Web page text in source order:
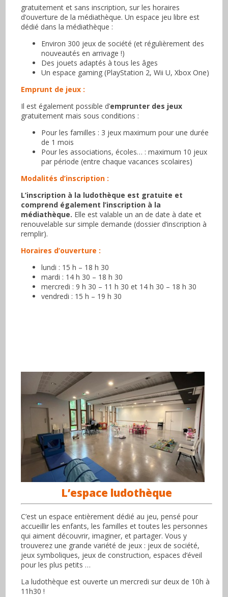
gratuitement et sans inscription, sur les horaires
d’ouverture de la médiathèque. Un espace jeu libre est
dédié dans la médiathèque :
Environ 300 jeux de société (et régulièrement des
nouveautés en arrivage !)
Des jouets adaptés à tous les âges
Un espace gaming (PlayStation 2, Wii U, Xbox One)
Emprunt de jeux :
Il est également possible d’emprunter des jeux
gratuitement mais sous conditions :
Pour les familles : 3 jeux maximum pour une durée
de 1 mois
Pour les associations, écoles… : maximum 10 jeux
par période (entre chaque vacances scolaires)
Modalités d’inscription :
L’inscription à la ludothèque est gratuite et
comprend également l’inscription à la
médiathèque. Elle est valable un an de date à date et
renouvelable sur simple demande (dossier d’inscription à
remplir).
Horaires d’ouverture :
lundi : 15 h – 18 h 30
mardi : 14 h 30 – 18 h 30
mercredi : 9 h 30 – 11 h 30 et 14 h 30 – 18 h 30
vendredi : 15 h – 19 h 30
L’espace ludothèque
C’est un espace entièrement dédié au jeu, pensé pour
accueillir les enfants, les familles et toutes les personnes
qui aiment découvrir, imaginer, et partager. Vous y
trouverez une grande variété de jeux : jeux de société,
jeux symboliques, jeux de construction, espaces d’éveil
pour les plus petits …
La ludothèque est ouverte un mercredi sur deux de 10h à
11h30 !